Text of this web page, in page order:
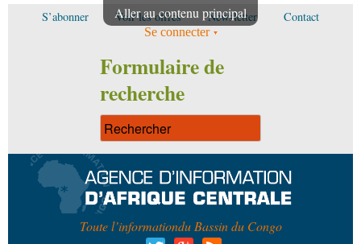
Aller au contenu principal
S’abonner Voir les offres Newsletter Contact
Se connecter
Formulaire de
recherche
Toute l’informationdu Bassin du Congo